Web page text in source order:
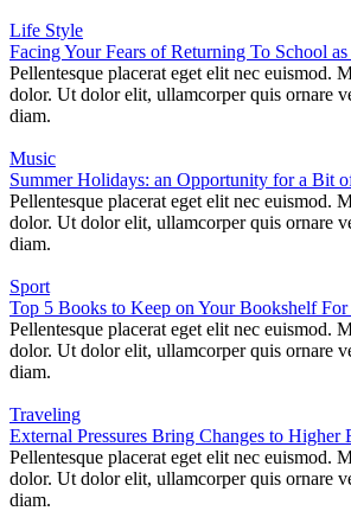
Life Style
Facing Your Fears of Returning To School
Pellentesque placerat eget elit nec euismod.
dolor. Ut dolor elit, ullamcorper quis ornare
diam.
Music
Summer Holidays: an Opportunity for a Bit
Pellentesque placerat eget elit nec euismod.
dolor. Ut dolor elit, ullamcorper quis ornare
diam.
Sport
Top 5 Books to Keep on Your Bookshelf
Pellentesque placerat eget elit nec euismod.
dolor. Ut dolor elit, ullamcorper quis ornare
diam.
Traveling
External Pressures Bring Changes to Higher
Pellentesque placerat eget elit nec euismod.
dolor. Ut dolor elit, ullamcorper quis ornare
diam.